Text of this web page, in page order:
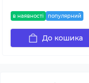
в наявності популярний
До кошика